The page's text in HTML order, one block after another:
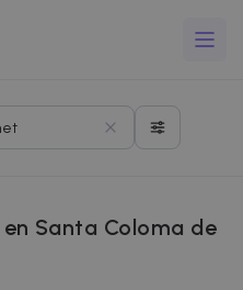
Santa Coloma de